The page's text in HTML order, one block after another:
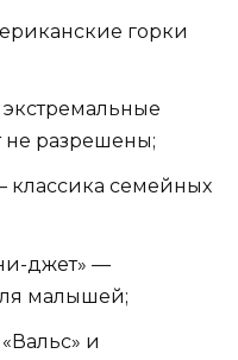
горки
не разрешены;
классика семейных
джет» —
малышей;
и